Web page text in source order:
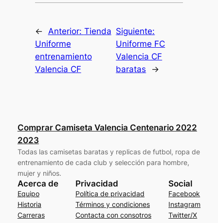
← Anterior: Tienda
Uniforme
entrenamiento
Valencia CF
Siguiente:
Uniforme FC
Valencia CF
baratas
→
Comprar Camiseta Valencia Centenario 2022
2023
Todas las camisetas baratas y replicas de futbol, ropa de
entrenamiento de cada club y selección para hombre,
mujer y niños.
Acerca de
Equipo
Historia
Carreras
Privacidad
Política de privacidad
Términos y condiciones
Contacta con consotros
Social
Facebook
Instagram
Twitter/X